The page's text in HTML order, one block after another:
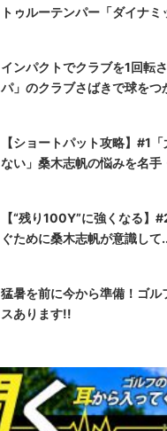
トゥルーテンパー「ダイナミ
インパクトでクラブを1回転
パ」のクラブさばきで球をつ
【ショートパット攻略】#1
ない」桑木志帆の悩みを名手
【“残り100Y”に強くなる】
ぐために桑木志帆が意識して
猛暑を前に今から準備！ゴル
スあります!!